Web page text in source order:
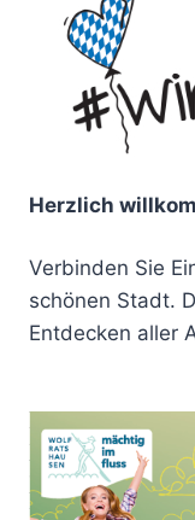
Herzlich
Verbinden Sie
schönen Stadt.
Entdecken aller